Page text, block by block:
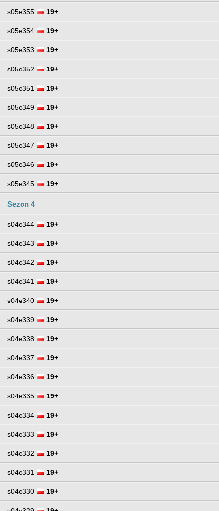
s05e355 19+
s05e354 19+
s05e353 19+
s05e352 19+
s05e351 19+
s05e349 19+
s05e348 19+
s05e347 19+
s05e346 19+
s05e345 19+
Sezon 4
s04e344 19+
s04e343 19+
s04e342 19+
s04e341 19+
s04e340 19+
s04e339 19+
s04e338 19+
s04e337 19+
s04e336 19+
s04e335 19+
s04e334 19+
s04e333 19+
s04e332 19+
s04e331 19+
s04e330 19+